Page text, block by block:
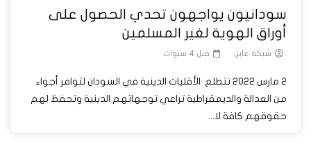
سودانيون يواجهون تحدي الحصول على
أوراق الهوية لغير المسلمين
شبكة عاين قبل 4 سنوات
2 مارس 2022 ‫تتطلع الأقليات الدينية في السودان لتوافر أجواء
من العدالة والديمقراطية تراعي توجهاتهم الدينية وتحفظ لهم
حقوقهم كافة لا...